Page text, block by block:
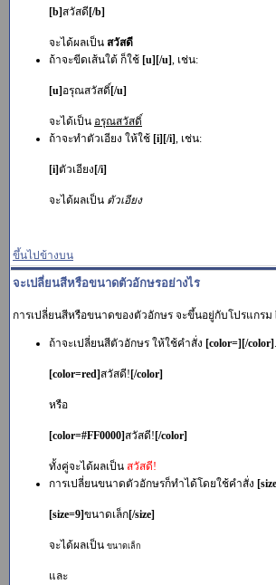
[b]สวัสดี [/b]
จะได้ผลเป็น สวัสดี
ถ้าจะขีดเส้นใต้ ก็ใช้ [u][/u], เช่น:
[u] อรุณสวัสดิ์ [/u]
จะได้เป็น อรุณสวัสดิ์
ถ้าจะทำตัวเอียง ให้ใช้ [i][/i], เช่น:
[i]ตัวเอียง [/i]
จะได้ผลเป็น ตัวเอียง
ขึ้นไปข้างบน
จะเปลี่ยนสีหรือขนาดตัวอักษรอย่างไร
การเปลี่ยนสีหรือขนาดของตัวอักษร จะขึ้นอยู่กับโปรแกรม
ถ้าจะเปลี่ยนสีตัวอักษร ให้ใช้คำสั่ง [color=][/color]
[color=red]สวัสดี! [/color]
หรือ
[color=#FF0000]สวัสดี! [/color]
ทั้งคู่จะได้ผลเป็น สวัสดี!
การเปลี่ยนขนาดตัวอักษรก็ทำได้โดยใช้คำสั่ง
[size=9]ขนาดเล็ก[/size]
จะได้ผลเป็น ขนาดเล็ก
และ